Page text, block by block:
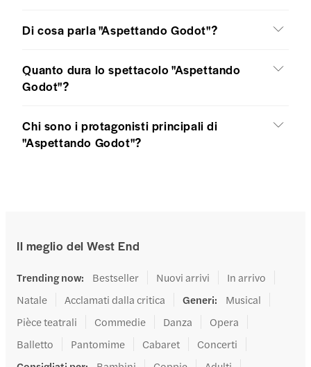
Di cosa parla "Aspettando Godot"?
Quanto dura lo spettacolo "Aspettando
Godot"?
Chi sono i protagonisti principali di
"Aspettando Godot"?
Il meglio del West End
Trending now: Bestseller Nuovi arrivi
In arrivo
Natale
Acclamati dalla critica Generi:
Musical
Pièce teatrali
Commedie Danza
Opera
Balletto
Pantomime Cabaret
Concerti